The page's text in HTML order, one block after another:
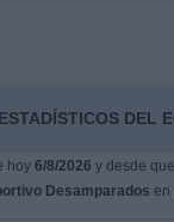
DEL
hoy 6/8/2026 y desde
Desamparados en